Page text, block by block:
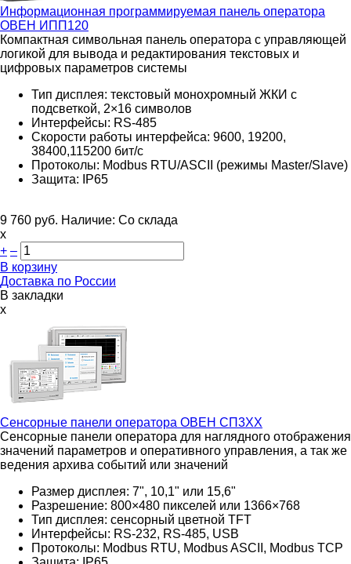
Информационная программируемая панель оператора
ОВЕН ИПП120
Компактная символьная панель оператора с управляющей
логикой для вывода и редактирования текстовых и
цифровых параметров системы
Тип дисплея: текстовый монохромный ЖКИ с
подсветкой, 2×16 символов
Интерфейсы: RS-485
Скорости работы интерфейса: 9600, 19200,
38400,115200 бит/с
Протоколы: Modbus RTU/ASCII (режимы Master/Slave)
Защита: IP65
9 760 руб. Наличие: Со склада
х
+ –
В корзину
Доставка по России
В закладки
x
Сенсорные панели оператора ОВЕН СП3ХХ
Сенсорные панели оператора для наглядного отображения
значений параметров и оперативного управления, а так же
ведения архива событий или значений
Размер дисплея: 7", 10,1" или 15,6"
Разрешение: 800×480 пикселей или 1366×768
Тип дисплея: сенсорный цветной TFT
Интерфейсы: RS-232, RS-485, USB
Протоколы: Modbus RTU, Modbus ASCII, Modbus TCP